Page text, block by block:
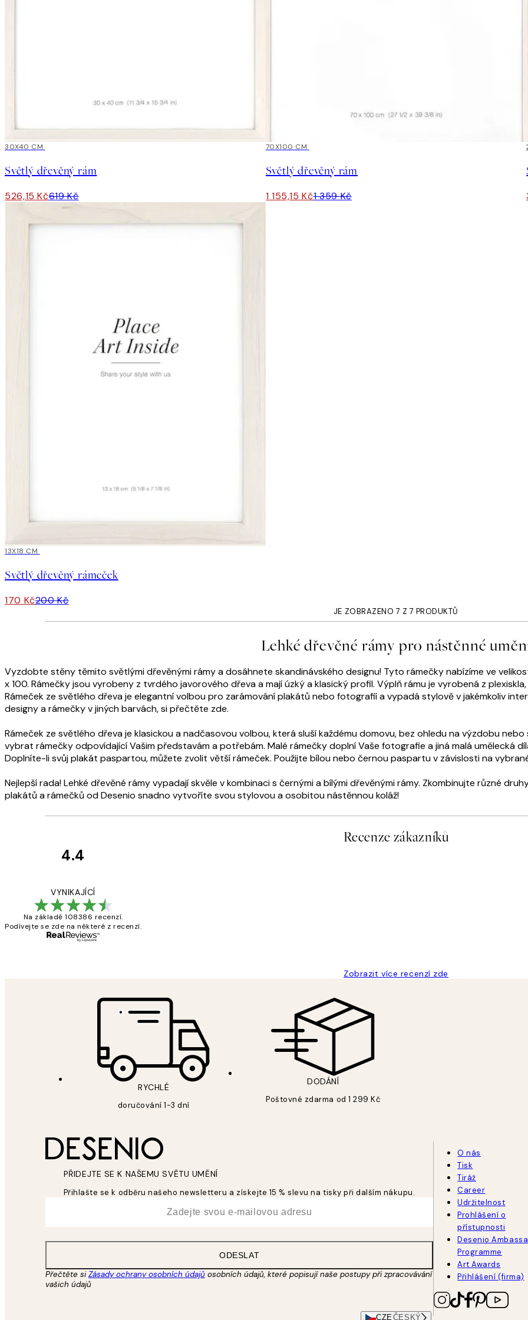
15%*
30X40 CM
Světlý dřevěný rám
526,15 Kč619 Kč
15%*
70X100 CM
Světlý dřevěný rám
1 155,15 Kč1 359 Kč
15%*
13X18 CM
Světlý dřevěný rámeček
170 Kč200 Kč
JE ZOBRAZENO 7 Z 7 PRODUKTŮ
Lehké dřevěné rámy pro nástěnné
Vyzdobte stěny těmito světlými dřevěnými rámy a dosáhnete skandinávského designu! Tyto rámečky nabízíme ve
x 100. Rámečky jsou vyrobeny z tvrdého javorového dřeva a mají úzký a klasický profil. Výplň rámu je vyrobená z
Rámeček ze světlého dřeva je elegantní volbou pro zarámování plakátů nebo fotografií a vypadá stylově v jakémkoliv
designy a rámečky v jiných barvách, si přečtěte zde.
Rámeček ze světlého dřeva je klasickou a nadčasovou volbou, která sluší každému domovu, bez ohledu na výzdobu
vybrat rámečky odpovídající Vašim představám a potřebám. Malé rámečky doplní Vaše fotografie a jiná malá umělecká
Doplníte-li svůj plakát paspartou, můžete zvolit větší rámeček. Použijte bílou nebo černou paspartu v závislosti na
Nejlepší rada! Lehké dřevěné rámy vypadají skvěle v kombinaci s černými a bílými dřevěnými rámy. Zkombinujte různé
plakátů a rámečků od Desenio snadno vytvoříte svou stylovou a osobitou nástěnnou koláž!
Recenze zákazníků
4.4
VYNIKAJÍCÍ
Na základě 108386 recenzí.
Podívejte se zde na některé z recenzí.
Zobrazit více recenzí zde
RYCHLÉ
doručování 1-3 dní
DODÁNÍ
Poštovné zdarma od 1 299 Kč
PŘIDEJTE SE K NAŠEMU SVĚTU UMĚNÍ
Přihlašte se k odběru našeho newsletteru a získejte 15 % slevu na tisky při dalším nákupu.
ODESLAT
Přečtěte siZásady ochrany osobních údajů osobních údajů, které popisují naše postupy při zpracovávání
vašich údajů
O nás
Tisk
Tiráž
Career
Udržitelnost
Prohlášení o
přístupnosti
Desenio
Programme
Art Awards
Přihlášení (firma)
CZEČESKÝ